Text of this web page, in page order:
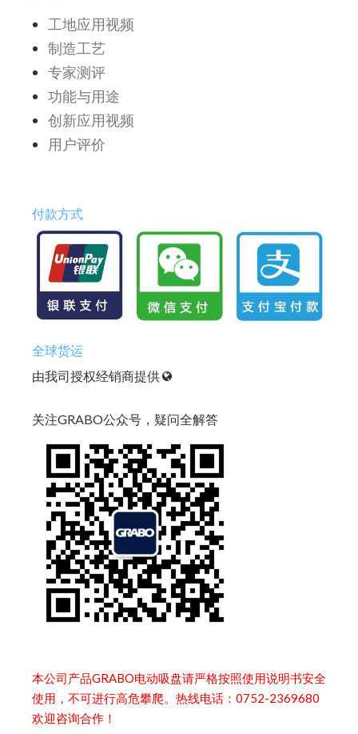
工地应用视频
制造工艺
专家测评
功能与用途
创新应用视频
用户评价
付款方式
全球货运
由我司授权经销商提供
关注GRABO公众号，疑问全解答
本公司产品GRABO电动吸盘请严格按照使用说明书安全
使用，不可进行高危攀爬。热线电话：0752-2369680
欢迎咨询合作！